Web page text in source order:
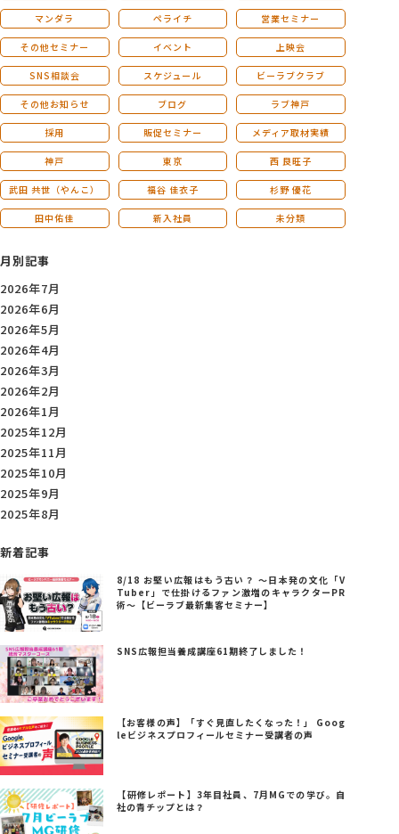
マンダラ ペライチ 営業セミナー
その他セミナー イベント 上映会
SNS相談会 スケジュール ビーラブクラブ
その他お知らせ ブログ ラブ神戸
採用 販促セミナー メディア取材実績
神戸 東京 西 良旺子
武田 共世（やんこ） 福谷 佳衣子 杉野 優花
田中佑佳 新入社員 未分類
月別記事
2026年7月
2026年6月
2026年5月
2026年4月
2026年3月
2026年2月
2026年1月
2025年12月
2025年11月
2025年10月
2025年9月
2025年8月
新着記事
8/18 お堅い広報はもう古い？ ～日本発の文化「V
Tuber」で仕掛けるファン激増のキャラクターPR
術～【ビーラブ最新集客セミナー】
SNS広報担当養成講座61期終了しました！
【お客様の声】「すぐ見直したくなった！」 Goog
leビジネスプロフィールセミナー受講者の声
【研修レポート】3年目社員、7月MGでの学び。自
社の青チップとは？